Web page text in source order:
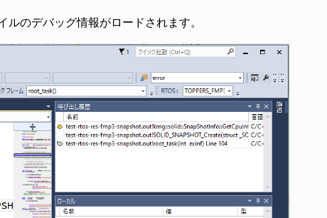
のデバッグ情報がロードされます。